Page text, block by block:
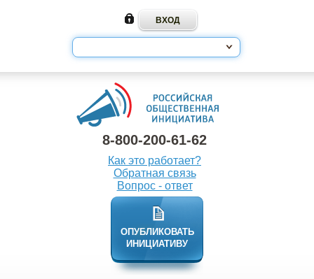
8-800-200-61-62
Как это работает?
Обратная связь
Вопрос - ответ
ОПУБЛИКОВАТЬ
ИНИЦИАТИВУ